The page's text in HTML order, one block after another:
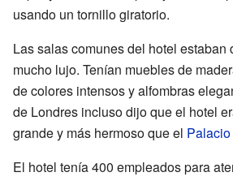
usando un tornillo giratorio.
Las salas comunes del hotel estaban
mucho lujo. Tenían muebles de
de colores intensos y alfombras
de Londres incluso dijo que el hotel
grande y más hermoso que el
El hotel tenía 400 empleados para